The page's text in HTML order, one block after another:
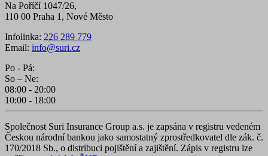
Na Poříčí 1047/26,
110 00 Praha 1, Nové Město
Infolinka: 226 289 779
Email: info@suri.cz
Po - Pá:
So – Ne:
08:00 - 20:00
10:00 - 18:00
Společnost Suri Insurance Group a.s. je zapsána v registru vedeném
Českou národní bankou jako samostatný zprostředkovatel dle zák. č.
170/2018 Sb., o distribuci pojištění a zajištění. Zápis v registru lze